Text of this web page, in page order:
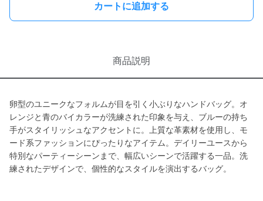
カートに追加する
商品説明
卵型のユニークなフォルムが目を引く小ぶりなハンドバッグ。オ
レンジと青のバイカラーが洗練された印象を与え、ブルーの持ち
手がスタイリッシュなアクセントに。上質な革素材を使用し、モ
ード系ファッションにぴったりなアイテム。デイリーユースから
特別なパーティーシーンまで、幅広いシーンで活躍する一品。洗
練されたデザインで、個性的なスタイルを演出するバッグ。